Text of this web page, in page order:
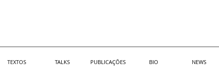
TEXTOS TALKS PUBLICAÇÕES BIO NEWS